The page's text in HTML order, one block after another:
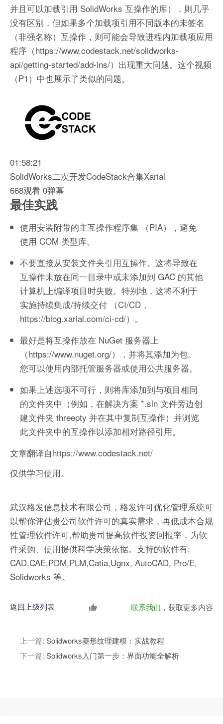
并且可以加载引用 SolidWorks 互操作的库），则几乎
没有区别，但如果多个加载项引用不同版本的未签名
（非强名称）互操作，则可能会导致进程内加载项应用
程序（https://www.codestack.net/solidworks-
api/getting-started/add-ins/）出现重大问题。这个视频
（P1）中也展示了类似的问题。
01:58:21
SolidWorks二次开发CodeStack合集Xarial
668观看 0弹幕
最佳实践
使用安装附带的主互操作程序集 （PIA），避免
使用 COM 类型库。
不要直接从安装文件夹引用互操作。这将导致在
互操作未放在同一目录中或未添加到 GAC 的其他
计算机上编译项目时失败。特别地，这将不利于
实施持续集成/持续交付 （CI/CD，
https://blog.xarial.com/ci-cd/）。
最好是将互操作放在 NuGet 服务器上
（https://www.nuget.org/），并将其添加为包。
您可以使用内部托管服务器或使用公共服务器。
如果上述选项不可行，则将库添加到与项目相同
的文件夹中（例如，在解决方案 *.sln 文件旁边创
建文件夹 threepty 并在其中复制互操作）并浏览
此文件夹中的互操作以添加相对路径引用。
文章翻译自https://www.codestack.net/
仅供学习使用。
武汉格发信息技术有限公司，格发许可优化管理系统可
以帮你评估贵公司软件许可的真实需求，再低成本合规
性管理软件许可,帮助贵司提高软件投资回报率，为软
件采购、使用提供科学决策依据。支持的软件有:
CAD,CAE,PDM,PLM,Catia,Ugnx, AutoCAD, Pro/E,
Solidworks 等。
返回上级列表 联系我们 ，获取更多内容
上一篇: Solidworks菱形纹理建模：实战教程
下一篇: Solidworks入门第一步：界面功能全解析